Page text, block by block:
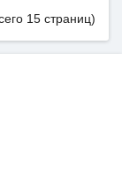
15 страниц)